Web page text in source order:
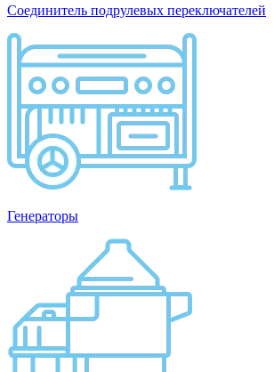
Соединитель подрулевых переключателей
Генераторы